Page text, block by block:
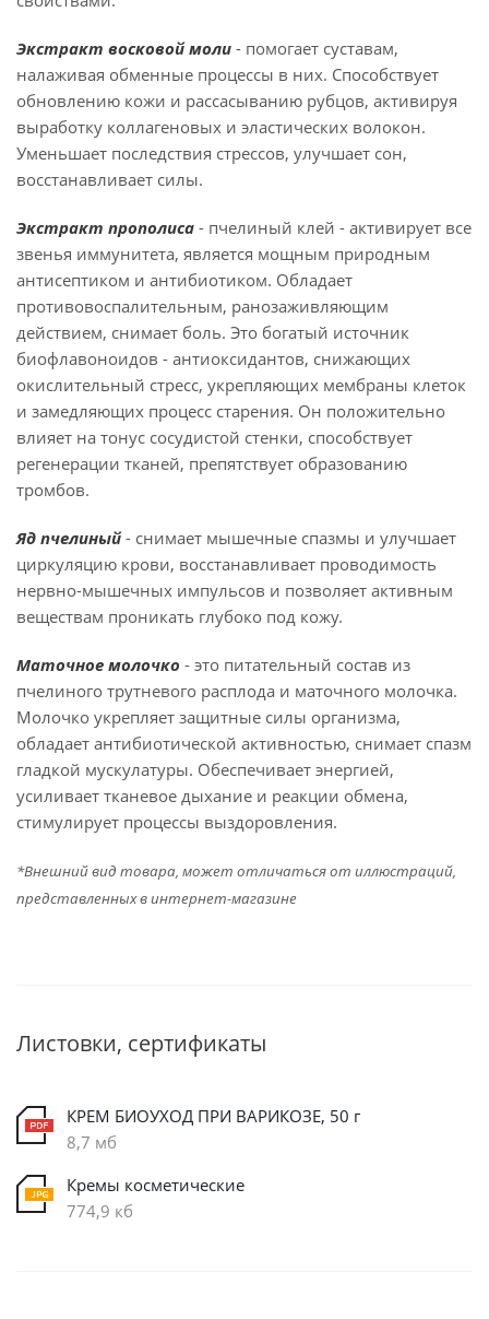
Экстракт восковой моли - помогает суставам,
налаживая обменные процессы в них. Способствует
обновлению кожи и рассасыванию рубцов, активируя
выработку коллагеновых и эластических волокон.
Уменьшает последствия стрессов, улучшает сон,
восстанавливает силы.
Экстракт прополиса - пчелиный клей - активирует все
звенья иммунитета, является мощным природным
антисептиком и антибиотиком. Обладает
противовоспалительным, ранозаживляющим
действием, снимает боль. Это богатый источник
биофлавоноидов - антиоксидантов, снижающих
окислительный стресс, укрепляющих мембраны клеток
и замедляющих процесс старения. Он положительно
влияет на тонус сосудистой стенки, способствует
регенерации тканей, препятствует образованию
тромбов.
Яд пчелиный- снимает мышечные спазмы и улучшает
циркуляцию крови, восстанавливает проводимость
нервно-мышечных импульсов и позволяет активным
веществам проникать глубоко под кожу.
Маточное молочко - это питательный состав из
пчелиного трутневого расплода и маточного молочка.
Молочко укрепляет защитные силы организма,
обладает антибиотической активностью, снимает спазм
гладкой мускулатуры. Обеспечивает энергией,
усиливает тканевое дыхание и реакции обмена,
стимулирует процессы выздоровления.
*Внешний вид товара, может отличаться от иллюстраций,
представленных в интернет-магазине
Листовки, сертификаты
КРЕМ БИОУХОД ПРИ ВАРИКОЗЕ, 50 г
8,7 мб
Кремы косметические
774,9 кб